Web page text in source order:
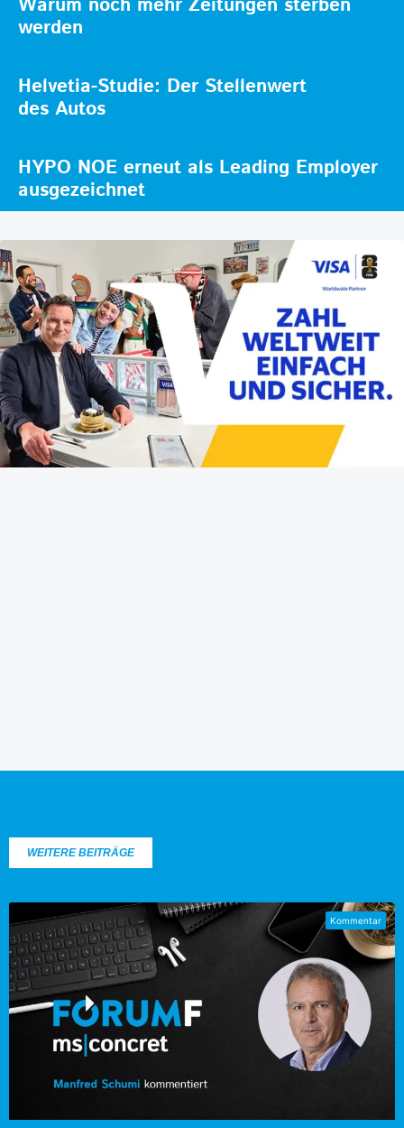
werden
Helvetia-Studie: Der Stellenwert
des Autos
HYPO NOE erneut als Leading Employer
ausgezeichnet
WEITERE BEITRÄGE